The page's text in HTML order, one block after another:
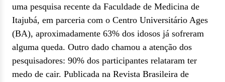
uma pesquisa recente da Faculdade de Medicina de
Itajubá, em parceria com o Centro Universitário Ages
(BA), aproximadamente 63% dos idosos já sofreram
alguma queda. Outro dado chamou a atenção dos
pesquisadores: 90% dos participantes relataram ter
medo de cair. Publicada na Revista Brasileira de